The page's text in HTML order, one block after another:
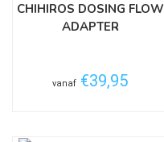
CHIHIROS DOSING FLOW
ADAPTER
vanaf €39,95